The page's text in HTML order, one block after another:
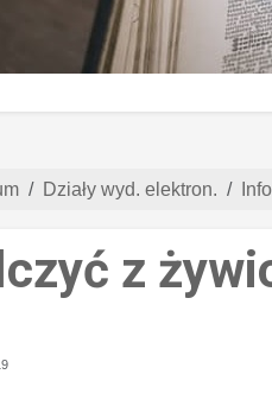
Działy wyd. elektron.
z